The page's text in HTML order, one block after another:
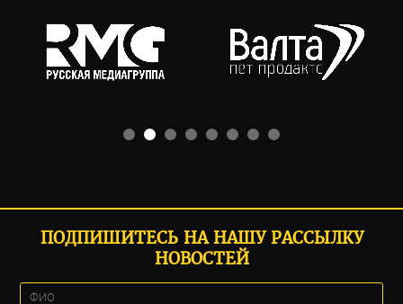
ПОДПИШИТЕСЬ НА НАШУ РАССЫЛКУ
НОВОСТЕЙ